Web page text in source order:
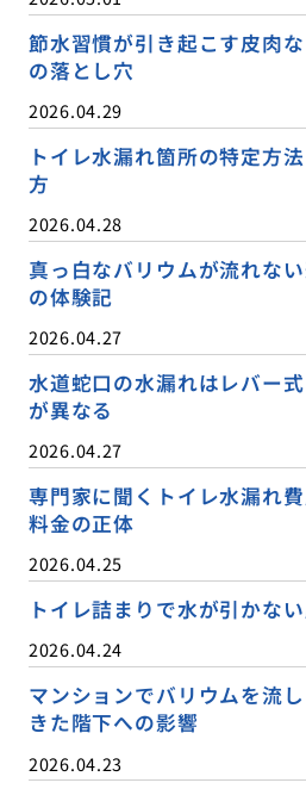
節水習慣が引き起こす皮肉
の落とし穴
2026.04.29
トイレ水漏れ箇所の特定方
方
2026.04.28
真っ白なバリウムが流れな
の体験記
2026.04.27
水道蛇口の水漏れはレバー
が異なる
2026.04.27
専門家に聞くトイレ水漏れ
料金の正体
2026.04.25
トイレ詰まりで水が引かな
2026.04.24
マンションでバリウムを流
きた階下への影響
2026.04.23